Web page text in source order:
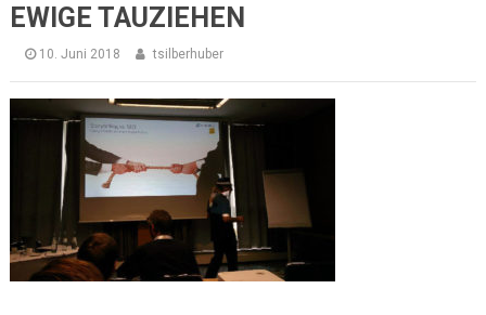
EWIGE TAUZIEHEN
10. Juni 2018 tsilberhuber